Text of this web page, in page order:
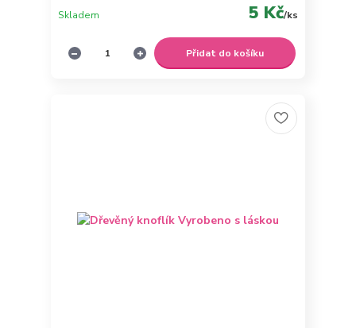
5 Kč/ks
Skladem
Přidat do košíku